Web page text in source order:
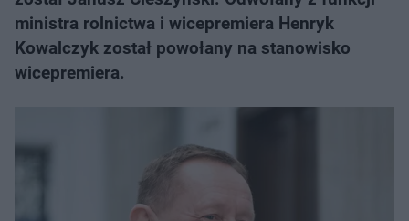
ministra rolnictwa i wicepremiera Henryk
Kowalczyk został powołany na stanowisko
wicepremiera.